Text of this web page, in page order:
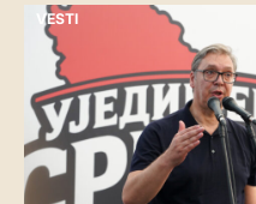
VESTI